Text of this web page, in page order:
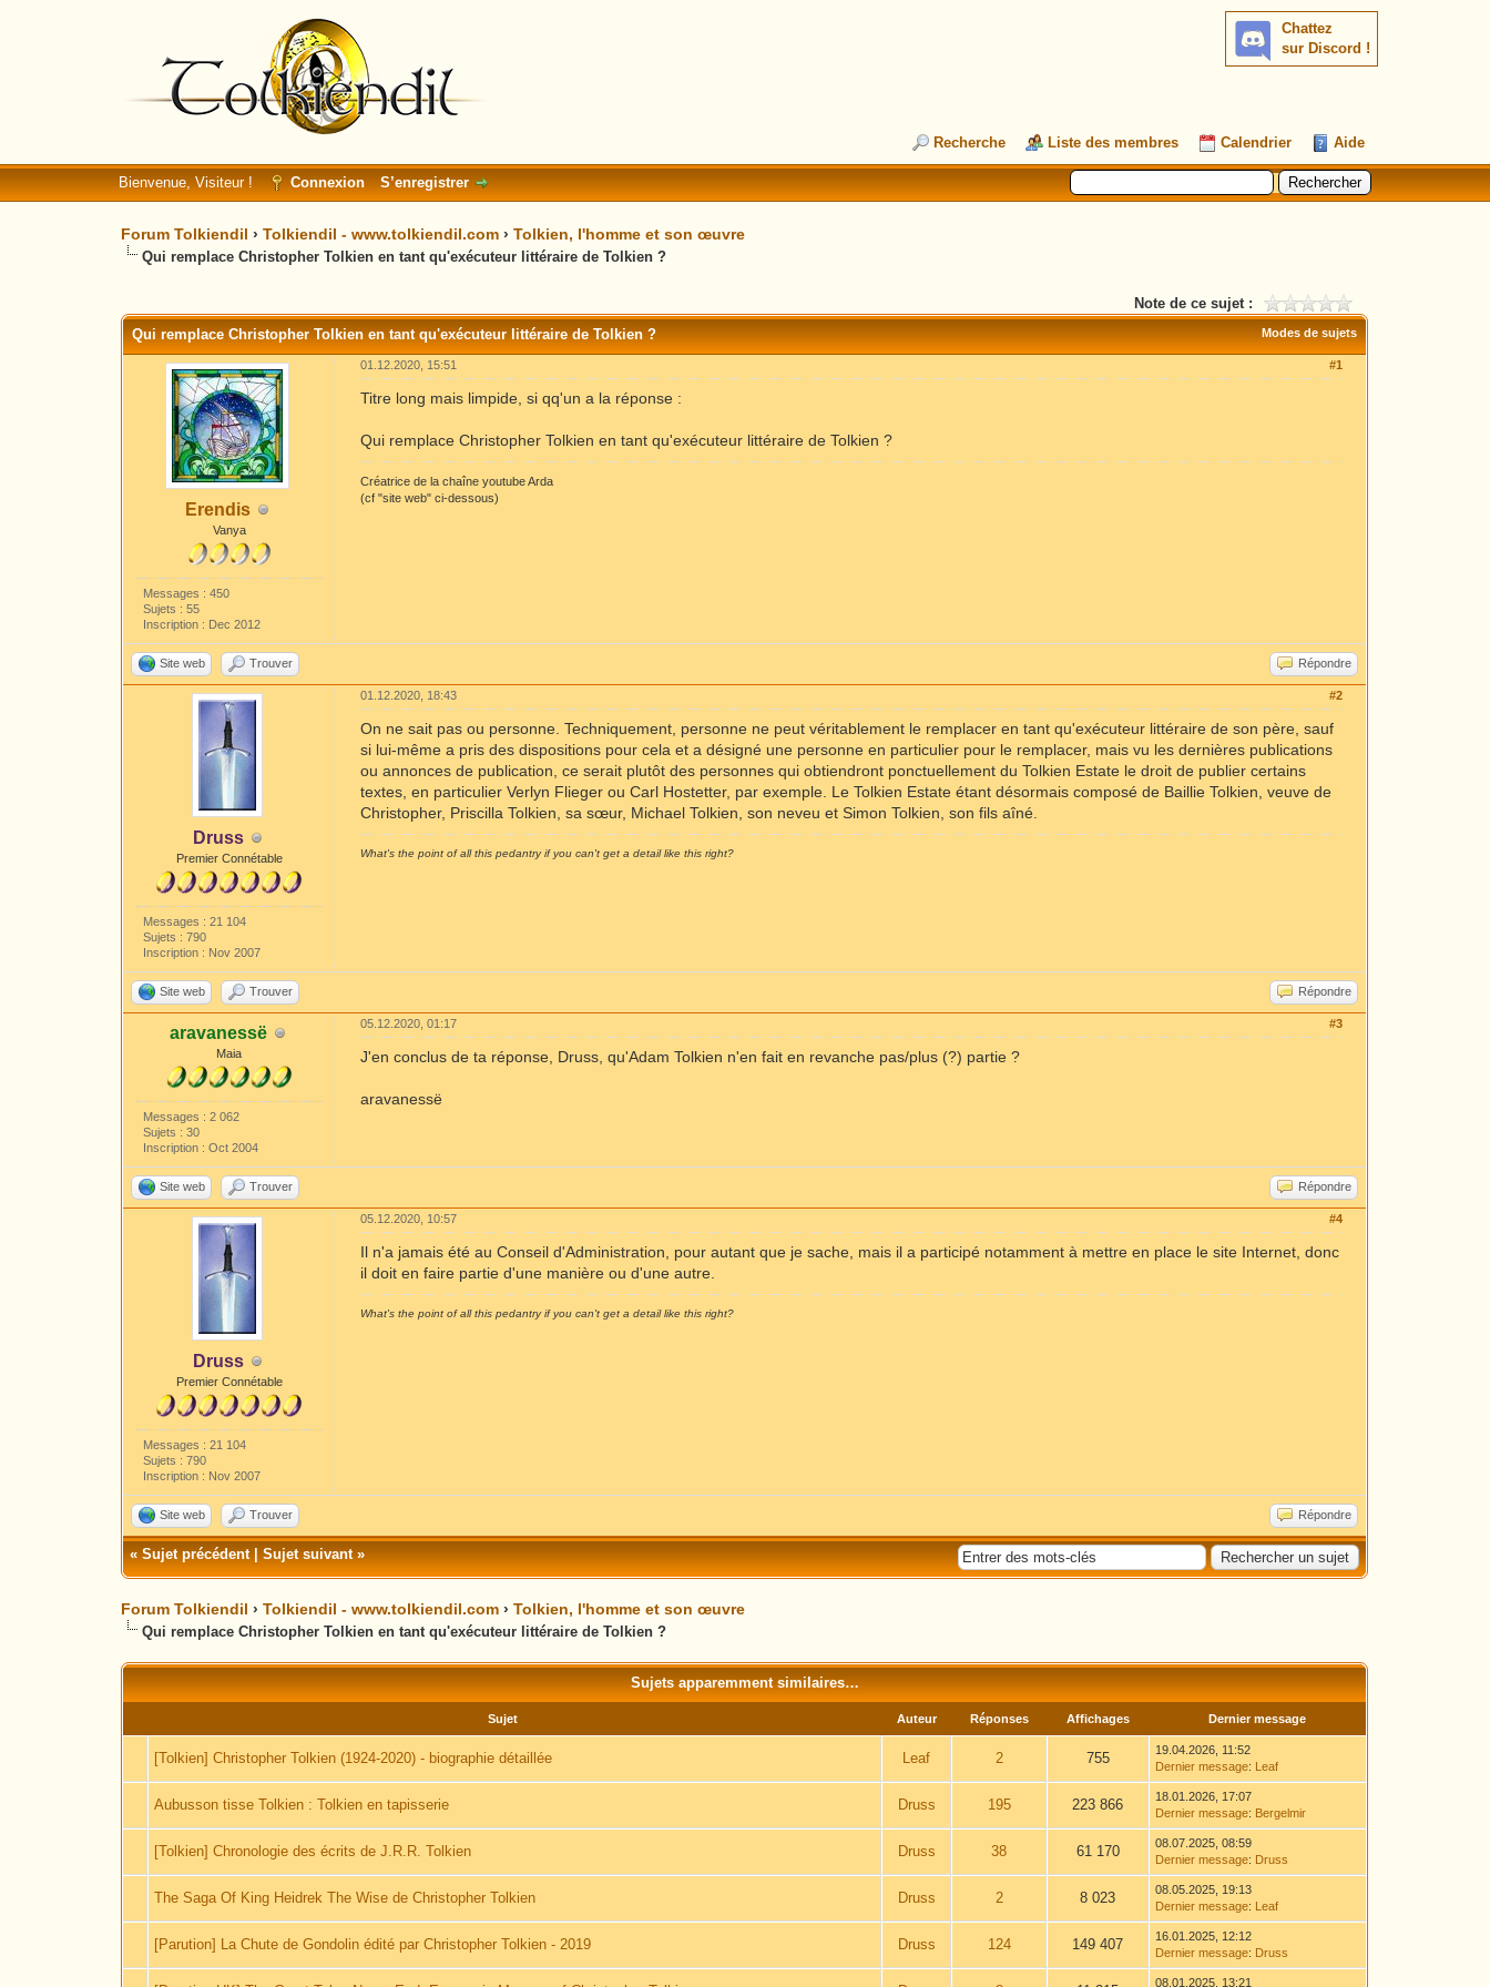
Chattez
sur Discord !
Recherche Liste des membres Calendrier Aide
Bienvenue, Visiteur ! Connexion S’enregistrer
Forum Tolkiendil ›Tolkiendil - www.tolkiendil.com ›Tolkien, l'homme et son œuvre
Qui remplace Christopher Tolkien en tant qu'exécuteur littéraire de Tolkien ?
Note de ce sujet :
Modes de sujets
Qui remplace Christopher Tolkien en tant qu'exécuteur littéraire de Tolkien ?
Erendis
Vanya
Messages : 450
Sujets : 55
Inscription : Dec 2012
#1
01.12.2020, 15:51
Titre long mais limpide, si qq'un a la réponse :
Qui remplace Christopher Tolkien en tant qu'exécuteur littéraire de Tolkien ?
Créatrice de la chaîne youtube Arda
(cf "site web" ci-dessous)
Site web Trouver Répondre
Druss
Premier Connétable
Messages : 21 104
Sujets : 790
Inscription : Nov 2007
#2
01.12.2020, 18:43
On ne sait pas ou personne. Techniquement, personne ne peut véritablement le remplacer en tant qu'exécuteur littéraire de son père, sauf
si lui-même a pris des dispositions pour cela et a désigné une personne en particulier pour le remplacer, mais vu les dernières publications
ou annonces de publication, ce serait plutôt des personnes qui obtiendront ponctuellement du Tolkien Estate le droit de publier certains
textes, en particulier Verlyn Flieger ou Carl Hostetter, par exemple. Le Tolkien Estate étant désormais composé de Baillie Tolkien, veuve de
Christopher, Priscilla Tolkien, sa sœur, Michael Tolkien, son neveu et Simon Tolkien, son fils aîné.
What's the point of all this pedantry if you can't get a detail like this right?
Site web Trouver Répondre
aravanessë
Maia
Messages : 2 062
Sujets : 30
Inscription : Oct 2004
#3
05.12.2020, 01:17
J'en conclus de ta réponse, Druss, qu'Adam Tolkien n'en fait en revanche pas/plus (?) partie ?
aravanessë
Site web Trouver Répondre
Druss
Premier Connétable
Messages : 21 104
Sujets : 790
Inscription : Nov 2007
#4
05.12.2020, 10:57
Il n'a jamais été au Conseil d'Administration, pour autant que je sache, mais il a participé notamment à mettre en place le site Internet, donc
il doit en faire partie d'une manière ou d'une autre.
What's the point of all this pedantry if you can't get a detail like this right?
Site web Trouver Répondre
«Sujet précédent|Sujet suivant»
Forum Tolkiendil ›Tolkiendil - www.tolkiendil.com ›Tolkien, l'homme et son œuvre
Qui remplace Christopher Tolkien en tant qu'exécuteur littéraire de Tolkien ?
Sujets apparemment similaires…
Sujet Auteur Réponses Affichages Dernier message
[Tolkien] Christopher Tolkien (1924-2020) - biographie détaillée Leaf 2 755
19.04.2026, 11:52
Dernier message: Leaf
Aubusson tisse Tolkien : Tolkien en tapisserie Druss 195 223 866
18.01.2026, 17:07
Dernier message: Bergelmir
[Tolkien] Chronologie des écrits de J.R.R. Tolkien Druss 38 61 170
08.07.2025, 08:59
Dernier message: Druss
The Saga Of King Heidrek The Wise de Christopher Tolkien Druss 2 8 023
08.05.2025, 19:13
Dernier message: Leaf
[Parution] La Chute de Gondolin édité par Christopher Tolkien - 2019 Druss 124 149 407
16.01.2025, 12:12
Dernier message: Druss
08.01.2025, 13:21